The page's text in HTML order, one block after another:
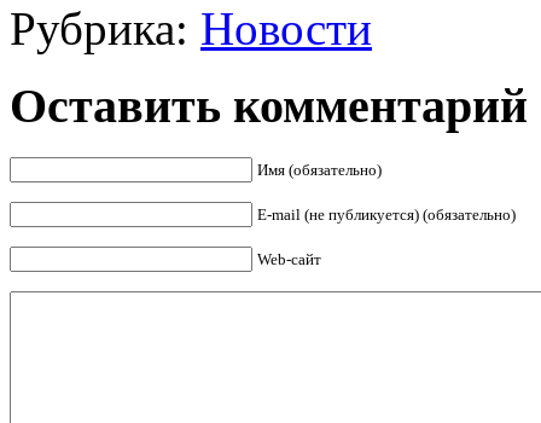
Рубрика: Новости
Оставить комментарий
Имя (обязательно)
E-mail (не публикуется) (обязательно)
Web-сайт